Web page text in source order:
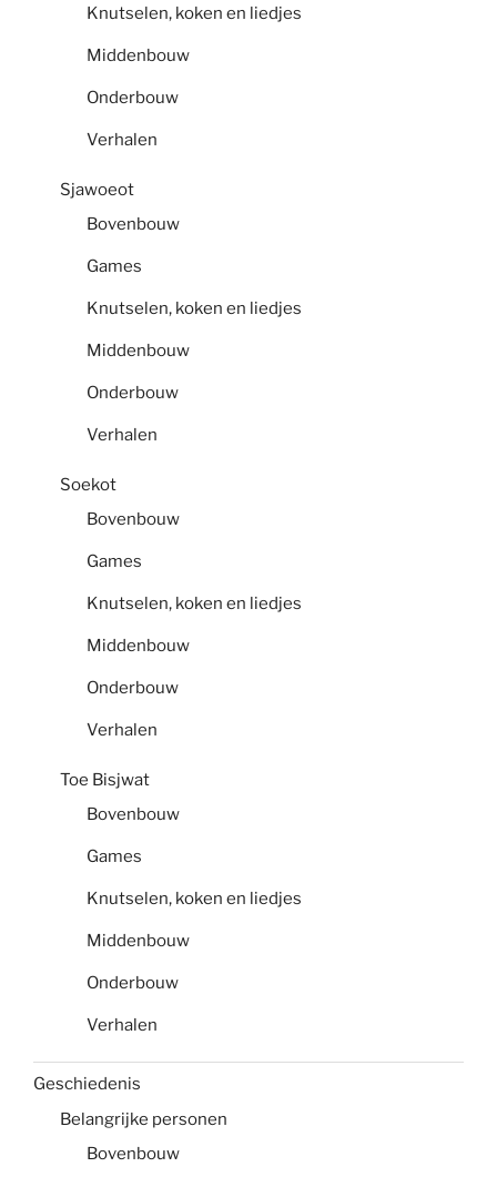
Knutselen, koken en liedjes
Middenbouw
Onderbouw
Verhalen
Sjawoeot
Bovenbouw
Games
Knutselen, koken en liedjes
Middenbouw
Onderbouw
Verhalen
Soekot
Bovenbouw
Games
Knutselen, koken en liedjes
Middenbouw
Onderbouw
Verhalen
Toe Bisjwat
Bovenbouw
Games
Knutselen, koken en liedjes
Middenbouw
Onderbouw
Verhalen
Geschiedenis
Belangrijke personen
Bovenbouw